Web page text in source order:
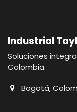
Industrial
Soluciones
Colombia.
Bogotá,